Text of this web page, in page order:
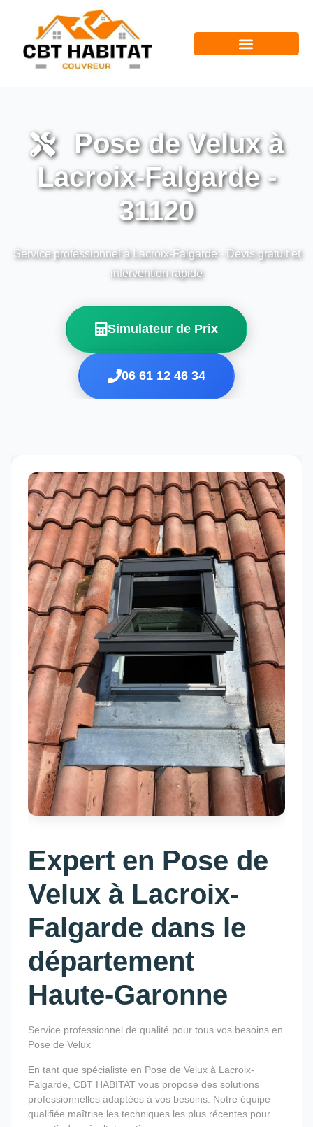
Pose de Velux à
Lacroix-Falgarde -
31120
Service professionnel à Lacroix-Falgarde - Devis gratuit et
intervention rapide
Simulateur de Prix
06 61 12 46 34
Expert en Pose de
Velux à Lacroix-
Falgarde dans le
département
Haute-Garonne
Service professionnel de qualité pour tous vos besoins en
Pose de Velux
En tant que spécialiste en Pose de Velux à Lacroix-
Falgarde, CBT HABITAT vous propose des solutions
professionnelles adaptées à vos besoins. Notre équipe
qualifiée maîtrise les techniques les plus récentes pour